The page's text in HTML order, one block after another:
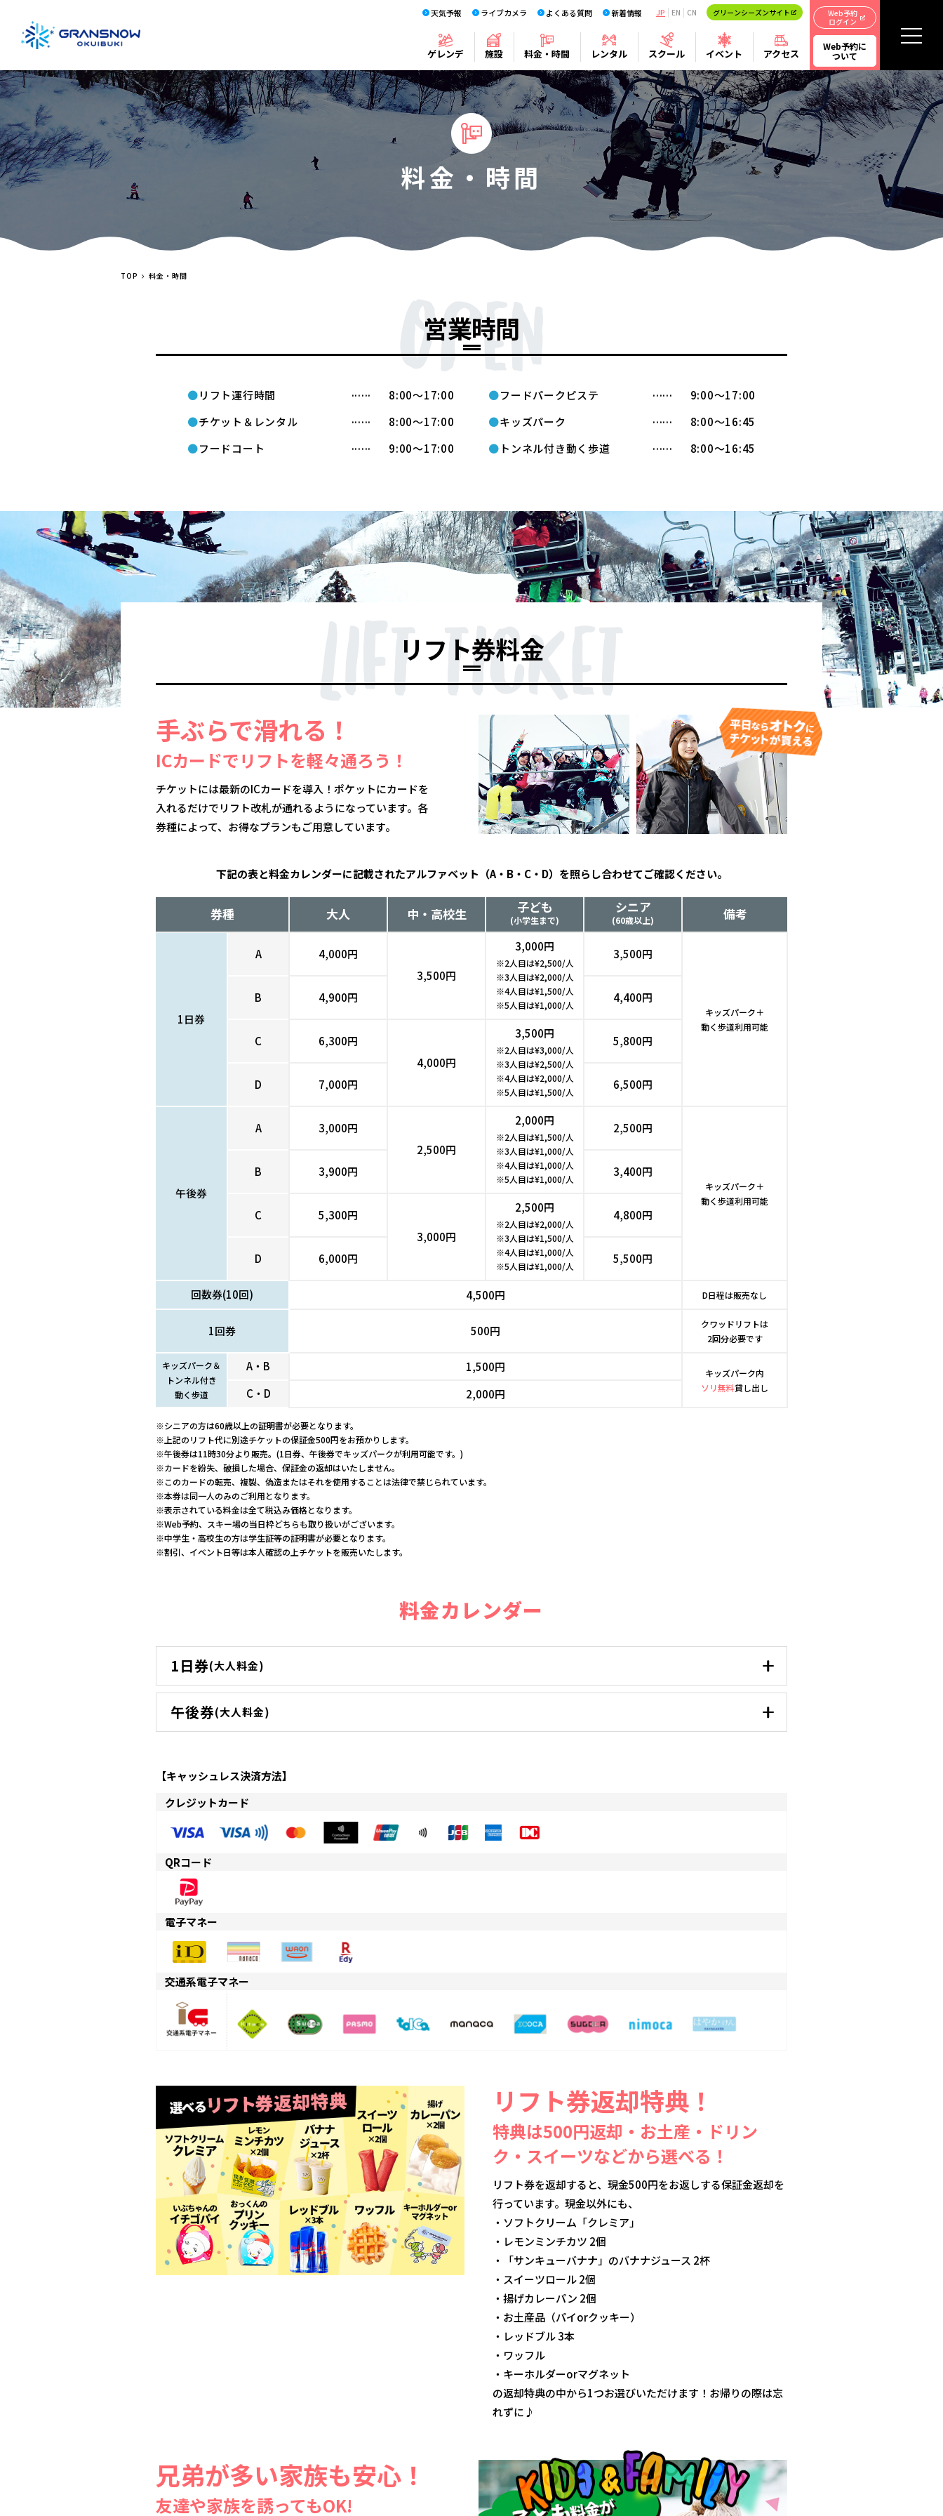
天気予報 ライブカメラ よくある質問 新着情報 JP EN CN グリーンシーズンサイト
ゲレンデ 施設 料金・時間 レンタル スクール イベント アクセス
Web予約
ログイン
Web予約に
ついて
料金・時間
TOP 料金・時間
営業時間
リフト運行時間 8:00〜17:00 フードパークピステ
9:00〜17:00
チケット＆レンタル
8:00〜17:00 キッズパーク
8:00〜16:45
フードコート
9:00〜17:00 トンネル付き動く歩道 8:00〜16:45
リフト券料金
手ぶらで滑れる！
ICカードでリフトを軽々通ろう！
チケットには最新のICカードを導入！ポケットにカードを
入れるだけでリフト改札が通れるようになっています。各
券種によって、お得なプランもご用意しています。
下記の表と料金カレンダーに記載されたアルファベット（A・B・C・D）を照らし合わせてご確認ください。
券種 大人 中・高校生 子ども
(小学生まで)
シニア
(60歳以上) 備考
1日券
A
4,000円
3,500円
3,000円
※2人目は¥2,500/人
※3人目は¥2,000/人
※4人目は¥1,500/人
※5人目は¥1,000/人
3,500円
キッズパーク＋
動く歩道利用可能
B 4,900円 4,400円
C
6,300円
4,000円
3,500円
※2人目は¥3,000/人
※3人目は¥2,500/人
※4人目は¥2,000/人
※5人目は¥1,500/人
5,800円
D 7,000円 6,500円
午後券
A
3,000円
2,500円
2,000円
※2人目は¥1,500/人
※3人目は¥1,000/人
※4人目は¥1,000/人
※5人目は¥1,000/人
2,500円
キッズパーク＋
動く歩道利用可能
B 3,900円 3,400円
C
5,300円
3,000円
2,500円
※2人目は¥2,000/人
※3人目は¥1,500/人
※4人目は¥1,000/人
※5人目は¥1,000/人
4,800円
D 6,000円 5,500円
回数券(10回) 4,500円 D日程は販売なし
1回券 500円
クワッドリフトは
2回分必要です
キッズパーク＆
トンネル付き
動く歩道
A・B 1,500円
キッズパーク内
ソリ無料貸し出し
C・D 2,000円
※シニアの方は60歳以上の証明書が必要となります。
※上記のリフト代に別途チケットの保証金500円をお預かりします。
※午後券は11時30分より販売。(1日券、午後券でキッズパークが利用可能です。)
※カードを紛失、破損した場合、保証金の返却はいたしません。
※このカードの転売、複製、偽造またはそれを使用することは法律で禁じられています。
※本券は同一人のみのご利用となります。
※表示されている料金は全て税込み価格となります。
※Web予約、スキー場の当日枠どちらも取り扱いがございます。
※中学生・高校生の方は学生証等の証明書が必要となります。
※割引、イベント日等は本人確認の上チケットを販売いたします。
料金カレンダー
1日券(大人料金)
午後券(大人料金)
【キャッシュレス決済方法】
クレジットカード
QRコード
電子マネー
交通系電子マネー
リフト券返却特典！
特典は500円返却・お土産・ドリン
ク・スイーツなどから選べる！
リフト券を返却すると、現金500円をお返しする保証金返却を
行っています。現金以外にも、
・ソフトクリーム「クレミア」
・レモンミンチカツ 2個
・「サンキューバナナ」のバナナジュース 2杯
・スイーツロール 2個
・揚げカレーパン 2個
・お土産品（パイorクッキー）
・レッドブル 3本
・ワッフル
・キーホルダーorマグネット
の返却特典の中から1つお選びいただけます！お帰りの際は忘
れずに♪
兄弟が多い家族も安心！
友達や家族を誘ってもOK!